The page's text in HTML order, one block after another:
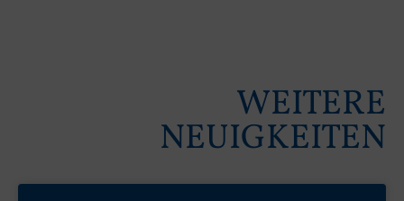
WEITERE
NEUIGKEITEN